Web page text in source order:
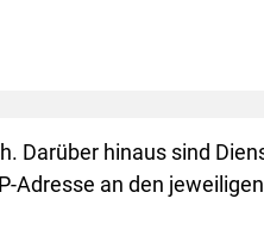
Darüber hinaus sind
Adresse an den